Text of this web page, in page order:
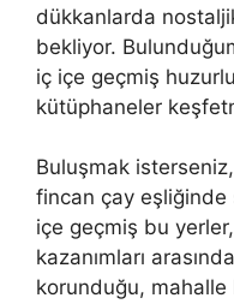
dükkanlarda
bekliyor.
iç içe geçmiş
kütüphaneler
Buluşmak
fincan çay
içe geçmiş bu
kazanımları
korunduğu,